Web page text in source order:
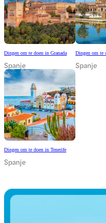
Dingen om te doen in Granada
Spanje
Dingen om te
Spanje
Dingen om te doen in Tenerife
Spanje